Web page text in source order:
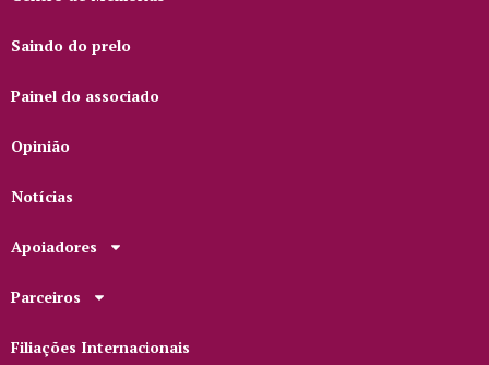
Saindo do prelo
Painel do associado
Opinião
Notícias
Apoiadores
Parceiros
Filiações Internacionais